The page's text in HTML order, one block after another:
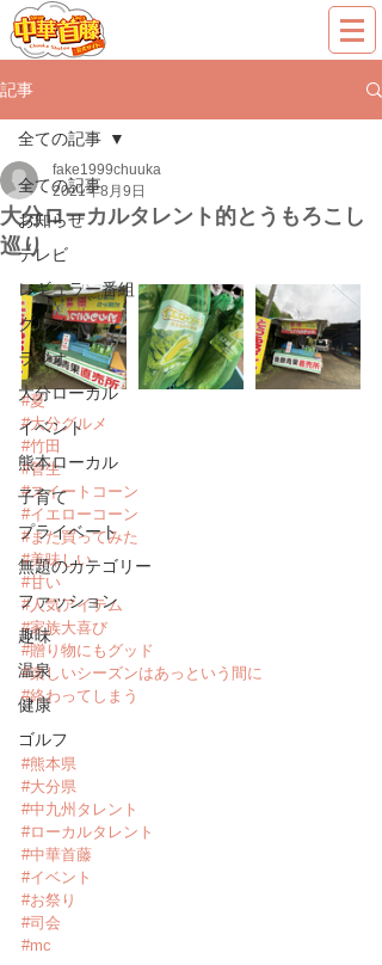
記事
全ての記事
お知らせ
テレビ
レギュラー番組
グルメ
ラジオ
大分ローカル
イベント
熊本ローカル
子育て
プライベート
無題のカテゴリー
ファッション
趣味
温泉
健康
ゴルフ
全ての記事
大分ローカルタレント的とうもろこし
巡り
fake1999chuuka
2021年8月9日
#夏
#大分グルメ
#竹田
#菅生
#スイートコーン
#イエローコーン
#また買ってみた
#美味しい
#甘い
#人気アイテム
#家族大喜び
#贈り物にもグッド
#楽しいシーズンはあっという間に
#終わってしまう
#熊本県
#大分県
#中九州タレント
#ローカルタレント
#中華首藤
#イベント
#お祭り
#司会
#mc